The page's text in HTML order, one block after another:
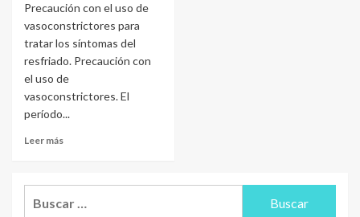
Precaución con el uso de
vasoconstrictores para
tratar los síntomas del
resfriado. Precaución con
el uso de
vasoconstrictores. El
período...
Leer más